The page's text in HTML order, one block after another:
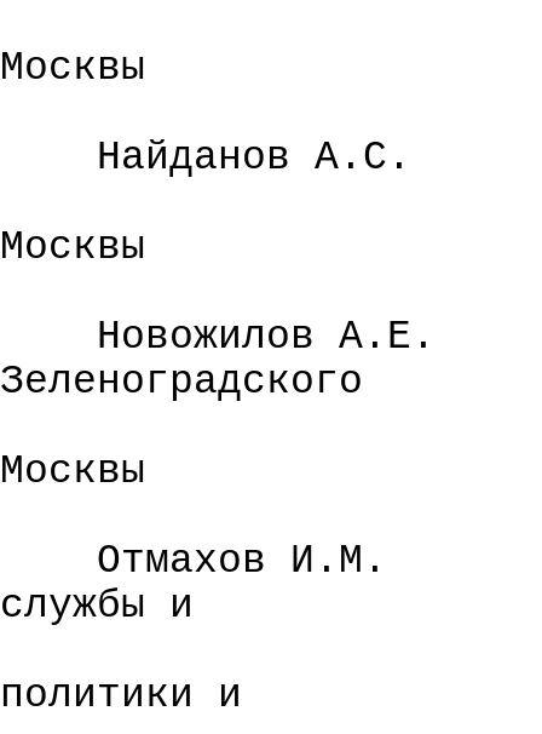
Москвы
Найданов А.С.
Москвы
Новожилов А.Е.
Зеленоградского
Москвы
Отмахов И.М.
службы и
политики и